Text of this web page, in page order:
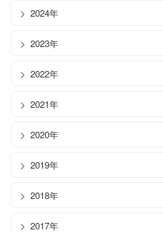
2024年
2023年
2022年
2021年
2020年
2019年
2018年
2017年